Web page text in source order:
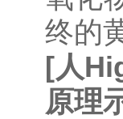
终的
[人
原理